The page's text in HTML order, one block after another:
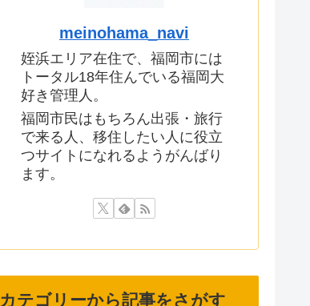
meinohama_navi
姪浜エリア在住で、福岡市には
トータル18年住んでいる福岡大
好き管理人。
福岡市民はもちろん出張・旅行
で来る人、移住したい人に役立
つサイトになれるようがんばり
ます。
カテゴリーから記事をさがす